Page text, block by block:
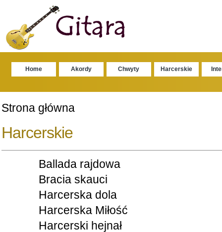
Home Akordy Chwyty Harcerskie
Strona główna
Harcerskie
Ballada rajdowa
Bracia skauci
Harcerska dola
Harcerska Miłość
Harcerski hejnał